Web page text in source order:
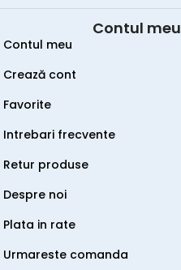
Contul meu
Contul meu
Crează cont
Favorite
Intrebari frecvente
Retur produse
Despre noi
Plata in rate
Urmareste comanda